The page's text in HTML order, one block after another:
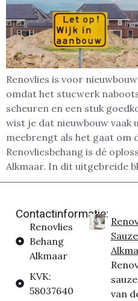
Renovlies is voor
omdat het stucwerk
scheuren en een stuk
wist je dat nieuwbouw vaak
meebrengt als het gaat om
Renovliesbehang is dé
Alkmaar. In dit uitgebreide
Contactinformatie:
Renovlies
Behang
Alkmaar
KVK:
58037640
van